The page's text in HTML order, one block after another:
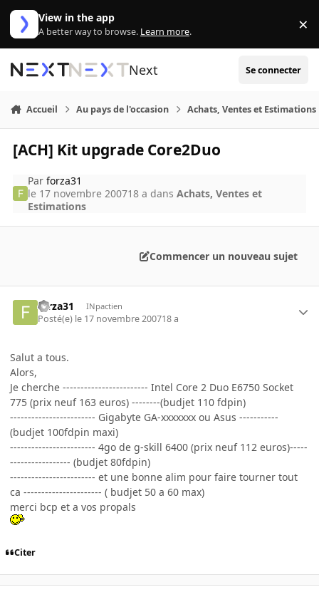
Aller au contenu
View in the app
A better way to browse. Learn more. ×
Next Se connecter
Accueil Au pays de l'occasion Achats, Ventes et Estimations
[ACH] Kit upgrade Core2Duo
Parforza31
le 17 novembre 200718 a dansAchats, Ventes et
Estimations
Commencer un nouveau sujet
forza31 INpactien
Posté(e) le 17 novembre 200718 a
Salut a tous.
Alors,
Je cherche ------------------------ Intel Core 2 Duo E6750 Socket
775 (prix neuf 163 euros) --------(budjet 110 fdpin)
------------------------ Gigabyte GA-xxxxxxx ou Asus -----------
(budjet 100fdpin maxi)
------------------------ 4go de g-skill 6400 (prix neuf 112 euros)-----
----------------- (budjet 80fdpin)
------------------------ et une bonne alim pour faire tourner tout
ca ---------------------- ( budjet 50 a 60 max)
merci bcp et a vos propals
Citer